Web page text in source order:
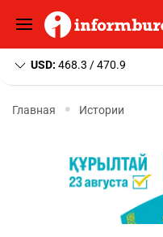
USD: 468.3 / 470.9
Главная Истории